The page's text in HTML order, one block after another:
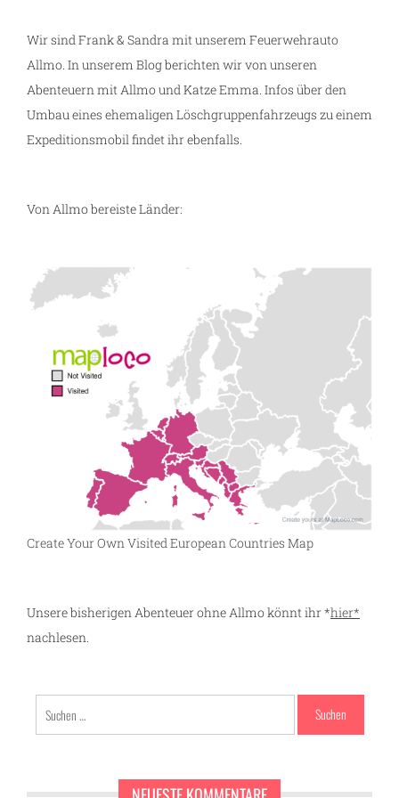
Wir sind Frank & Sandra mit unserem Feuerwehrauto
Allmo. In unserem Blog berichten wir von unseren
Abenteuern mit Allmo und Katze Emma. Infos über den
Umbau eines ehemaligen Löschgruppenfahrzeugs zu einem
Expeditionsmobil findet ihr ebenfalls.
Von Allmo bereiste Länder:
Create Your Own Visited European Countries Map
Unsere bisherigen Abenteuer ohne Allmo könnt ihr *hier*
nachlesen.
nach: